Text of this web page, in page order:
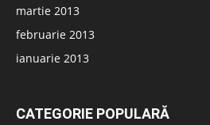
martie 2013
februarie 2013
ianuarie 2013
CATEGORIE POPULARĂ